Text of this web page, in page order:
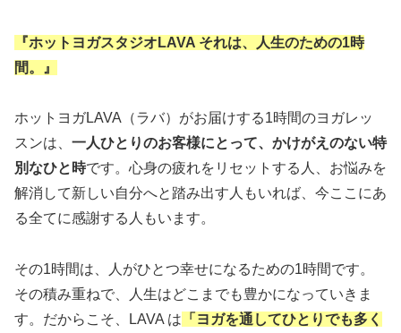
『ホットヨガスタジオLAVA それは、人生のための1時
間。』
ホットヨガLAVA（ラバ）がお届けする1時間のヨガレッ
スンは、 一人ひとりのお客様にとって、かけがえのない特
別なひと時です。心身の疲れをリセットする人、お悩みを
解消して新しい自分へと踏み出す人もいれば、今ここにあ
る全てに感謝する人もいます。
その1時間は、人がひとつ幸せになるための1時間です。
その積み重ねで、人生はどこまでも豊かになっていきま
す。だからこそ、LAVA は 「ヨガを通してひとりでも多く